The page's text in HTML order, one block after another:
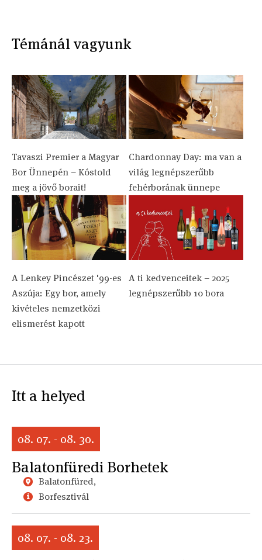
Témánál vagyunk
Tavaszi Premier a Magyar
Bor Ünnepén – Kóstold
meg a jövő borait!
Chardonnay Day: ma van a
világ legnépszerűbb
fehérborának ünnepe
A Lenkey Pincészet '99-es
Aszúja: Egy bor, amely
kivételes nemzetközi
elismerést kapott
A ti kedvenceitek – 2025
legnépszerűbb 10 bora
Itt a helyed
08. 07. - 08. 30.
Balatonfüredi Borhetek
Balatonfüred,
Borfesztivál
08. 07. - 08. 23.